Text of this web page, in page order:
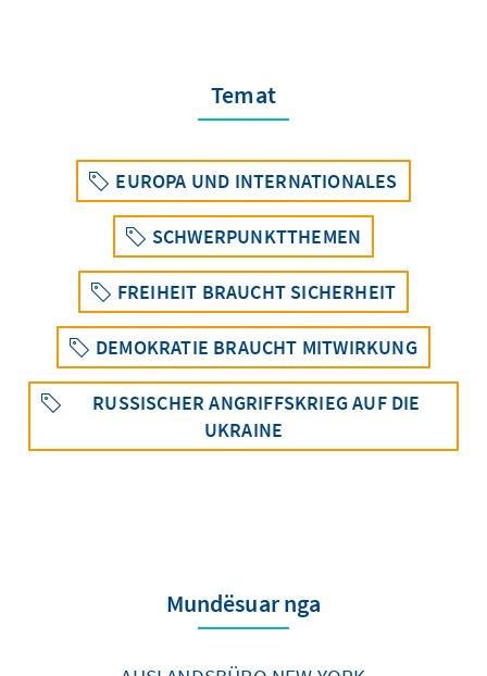
Temat
EUROPA UND INTERNATIONALES
SCHWERPUNKTTHEMEN
FREIHEIT BRAUCHT SICHERHEIT
DEMOKRATIE BRAUCHT MITWIRKUNG
RUSSISCHER ANGRIFFSKRIEG AUF DIE
UKRAINE
Mundësuar nga